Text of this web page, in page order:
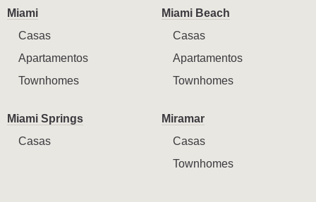
Miami
Casas
Apartamentos
Townhomes
Miami Beach
Casas
Apartamentos
Townhomes
Miami Springs
Casas
Miramar
Casas
Townhomes